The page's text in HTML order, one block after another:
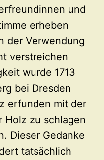
und
erheben
der Verwendung
verstreichen
wurde 1713
bei Dresden
erfunden mit der
Holz zu schlagen
Dieser Gedanke
tatsächlich